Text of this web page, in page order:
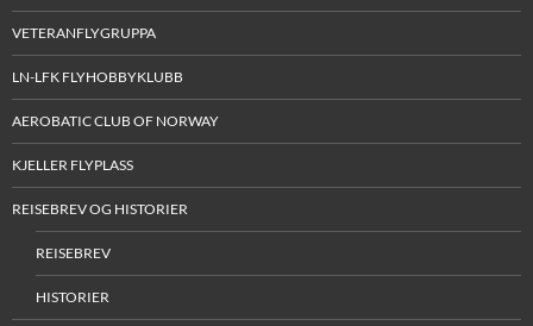
VETERANFLYGRUPPA
LN-LFK FLYHOBBYKLUBB
AEROBATIC CLUB OF NORWAY
KJELLER FLYPLASS
REISEBREV OG HISTORIER
REISEBREV
HISTORIER